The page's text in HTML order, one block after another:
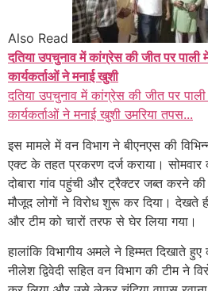
Also Read
दतिया उपचुनाव में कांग्रेस की जीत पर पाली
कार्यकर्ताओं ने मनाई खुशी
दतिया उपचुनाव में कांग्रेस की जीत पर
कार्यकर्ताओं ने मनाई खुशी उमरिया तपस...
इस मामले में वन विभाग ने बीएनएस की
एक्ट के तहत प्रकरण दर्ज कराया। सोमवार
दोबारा गांव पहुंची और ट्रैक्टर जब्त करने
मौजूद लोगों ने विरोध शुरू कर दिया। देखते
और टीम को चारों तरफ से घेर लिया गया।
हालांकि विभागीय अमले ने हिम्मत दिखाते हुए
नीलेश द्विवेदी सहित वन विभाग की टीम ने